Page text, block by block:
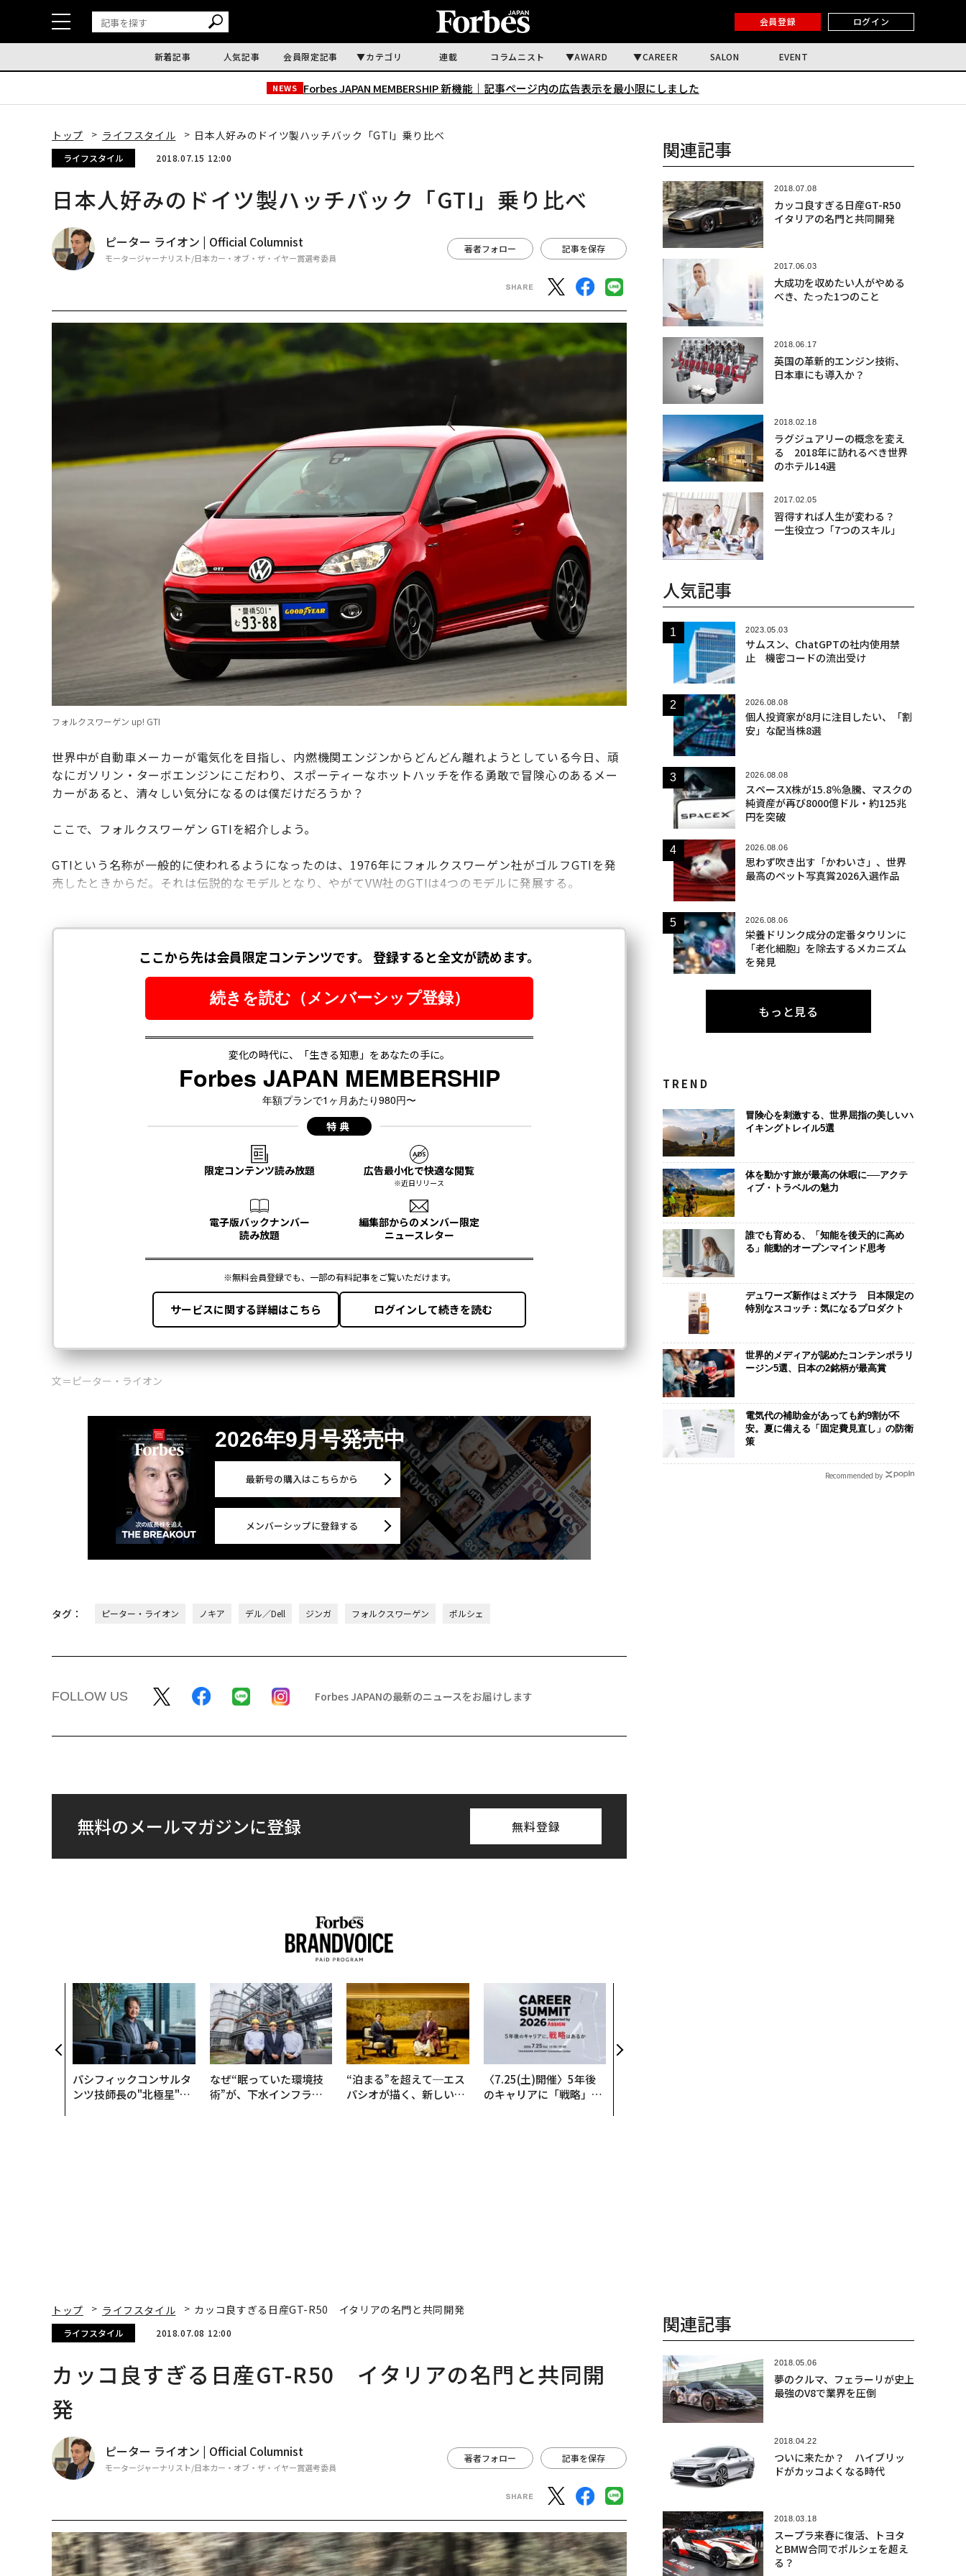
会員登録 ログイン
新着記事 人気記事 会員限定記事 カテゴリ 連載 コラムニスト AWARD CAREER SALON EVENT
NEWS Forbes JAPAN MEMBERSHIP 新機能｜ 記事ページ内の広告表示を最小限にしました
トップ ライフスタイル 日本人好みのドイツ製ハッチバック「GTI」乗り比べ
ライフスタイル 2018.07.15 12:00
日本人好みのドイツ製ハッチバック「GTI」乗り比べ
ピーター ライオン | Official Columnist
モータージャーナリスト/日本カー・オブ・ザ・イヤー賞選考委員
著者フォロー 記事を保存
フォルクスワーゲン up! GTI
世界中が自動車メーカーが電気化を目指し、内燃機関エンジンからどんどん離れようとしている今日、頑
なにガソリン・ターボエンジンにこだわり、スポーティーなホットハッチを作る勇敢で冒険心のあるメー
カーがあると、清々しい気分になるのは僕だけだろうか？
ここで、フォルクスワーゲン GTIを紹介しよう。
GTIという名称が一般的に使われるようになったのは、1976年にフォルクスワーゲン社がゴルフGTIを発
売したときからだ。それは伝説的なモデルとなり、やがてVW社のGTIは4つのモデルに発展する。
文＝ピーター・ライオン
2026年9月号発売中
最新号の購入はこちらから
メンバーシップに登録する
タグ： ピーター・ライオン ノキア デル／Dell ジンガ フォルクスワーゲン ポルシェ
FOLLOW US Forbes JAPANの最新のニュースをお届けします
無料のメールマガジンに登録 無料登録
パシフィックコンサルタ
ンツ技師長の"北極星"。
なぜ“眠っていた環境技
術”が、下水インフラを
“泊まる”を超えて─エス
パシオが描く、新しい日
〈7.25(土)開催〉5年後
のキャリアに「戦略」は
関連記事
2018.07.08
カッコ良すぎる日産GT-R50
イタリアの名門と共同開発
2017.06.03
大成功を収めたい人がやめる
べき、たった1つのこと
2018.06.17
英国の革新的エンジン技術、
日本車にも導入か？
2018.02.18
ラグジュアリーの概念を変え
る 2018年に訪れるべき世界
のホテル14選
2017.02.05
習得すれば人生が変わる？
一生役立つ「7つのスキル」
人気記事
2023.05.03
サムスン、ChatGPTの社内使用禁
止 機密コードの流出受け
2026.08.08
個人投資家が8月に注目したい、「割
安」な配当株8選
2026.08.08
スペースX株が15.8％急騰、マスクの
純資産が再び8000億ドル・約125兆
円を突破
2026.08.06
思わず吹き出す「かわいさ」、世界
最高のペット写真賞2026入選作品
2026.08.06
栄養ドリンク成分の定番タウリンに
「老化細胞」を除去するメカニズム
を発見
もっと見る
TREND
冒険心を刺激する、世界屈指の美しいハ
イキングトレイル5選
体を動かす旅が最高の休暇に──アクテ
ィブ・トラベルの魅力
誰でも育める、「知能を後天的に高め
る」能動的オープンマインド思考
デュワーズ新作はミズナラ 日本限定の
特別なスコッチ：気になるプロダクト
世界的メディアが認めたコンテンポラリ
ージン5選、日本の2銘柄が最高賞
電気代の補助金があっても約9割が不
安。夏に備える「固定費見直し」の防衛
策
Recommended by
トップ ライフスタイル カッコ良すぎる日産GT-R50 イタリアの名門と共同開発
ライフスタイル 2018.07.08 12:00
カッコ良すぎる日産GT-R50 イタリアの名門と共同開
発
ピーター ライオン | Official Columnist
モータージャーナリスト/日本カー・オブ・ザ・イヤー賞選考委員
著者フォロー 記事を保存
関連記事
2018.05.06
夢のクルマ、フェラーリが史上
最強のV8で業界を圧倒
2018.04.22
ついに来たか？ ハイブリッ
ドがカッコよくなる時代
2018.03.18
スープラ来春に復活、トヨタ
とBMW合同でポルシェを超え
る？